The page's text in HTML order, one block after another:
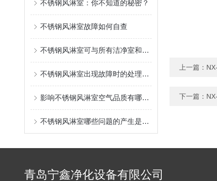
不锈钢风淋室：你不知道的秘密？
不锈钢风淋室故障如何自查
不锈钢风淋室可与所有洁净室和洁净厂房配套使用
不锈钢风淋室出现故障时的处理方法有哪些？
影响不锈钢风淋室空气品质有哪几个要素
不锈钢风淋室哪些问题的产生是我们处理不了的
上一篇：
下一篇：
青岛宁鑫净化设备有限公司